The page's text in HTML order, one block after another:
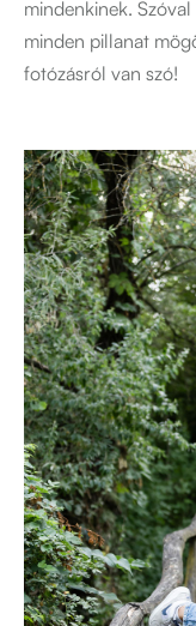
mindenkinek.
minden pillanat
fotózásról van szó!